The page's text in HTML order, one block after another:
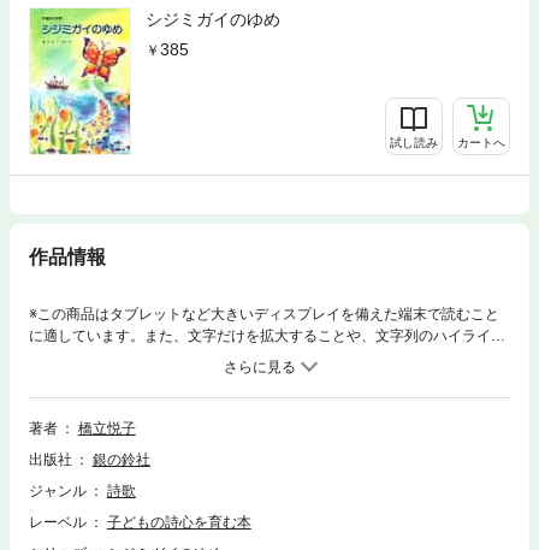
シジミガイのゆめ
385
試し読み カートへ
作品情報
※この商品はタブレットなど大きいディスプレイを備えた端末で読むこと
に適しています。また、文字だけを拡大することや、文字列のハイライ
ト、検索、辞書の参照、引用などの機能が使用できません。児童詩の世界
一年生の詩ひみつ・・・ひみつはひとりぼっちおとうさんもおかあさんも
いないさびしいねないしょ・・・ないしょってどうしてないしょにしとか
ないといけないの？おしっこ・・・うまれるまえなつきがおしっこすると
ながいだろうな
著者
橋立悦子
出版社
銀の鈴社
ジャンル
詩歌
レーベル
子どもの詩心を育む本